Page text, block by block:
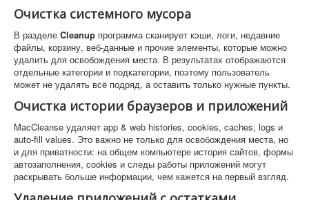
Очистка системного мусора
В разделе Cleanup программа сканирует кэши, логи, недавние
файлы, корзину, веб-данные и прочие элементы, которые можно
удалить для освобождения места. В результатах отображаются
отдельные категории и подкатегории, поэтому пользователь
может не удалять всё подряд, а оставить только нужные пункты.
Очистка истории браузеров и приложений
MacCleanse удаляет app & web histories, cookies, caches, logs и
auto-fill values. Это важно не только для освобождения места, но
и для приватности: на общем компьютере история сайтов, формы
автозаполнения, cookies и следы работы приложений могут
раскрывать больше информации, чем кажется на первый взгляд.